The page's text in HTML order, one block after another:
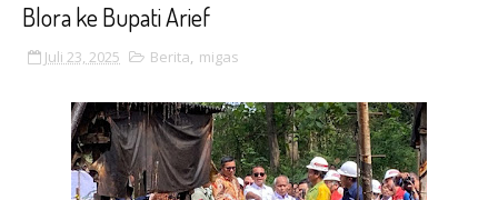
Blora ke Bupati Arief
Juli 23, 2025 Berita, migas